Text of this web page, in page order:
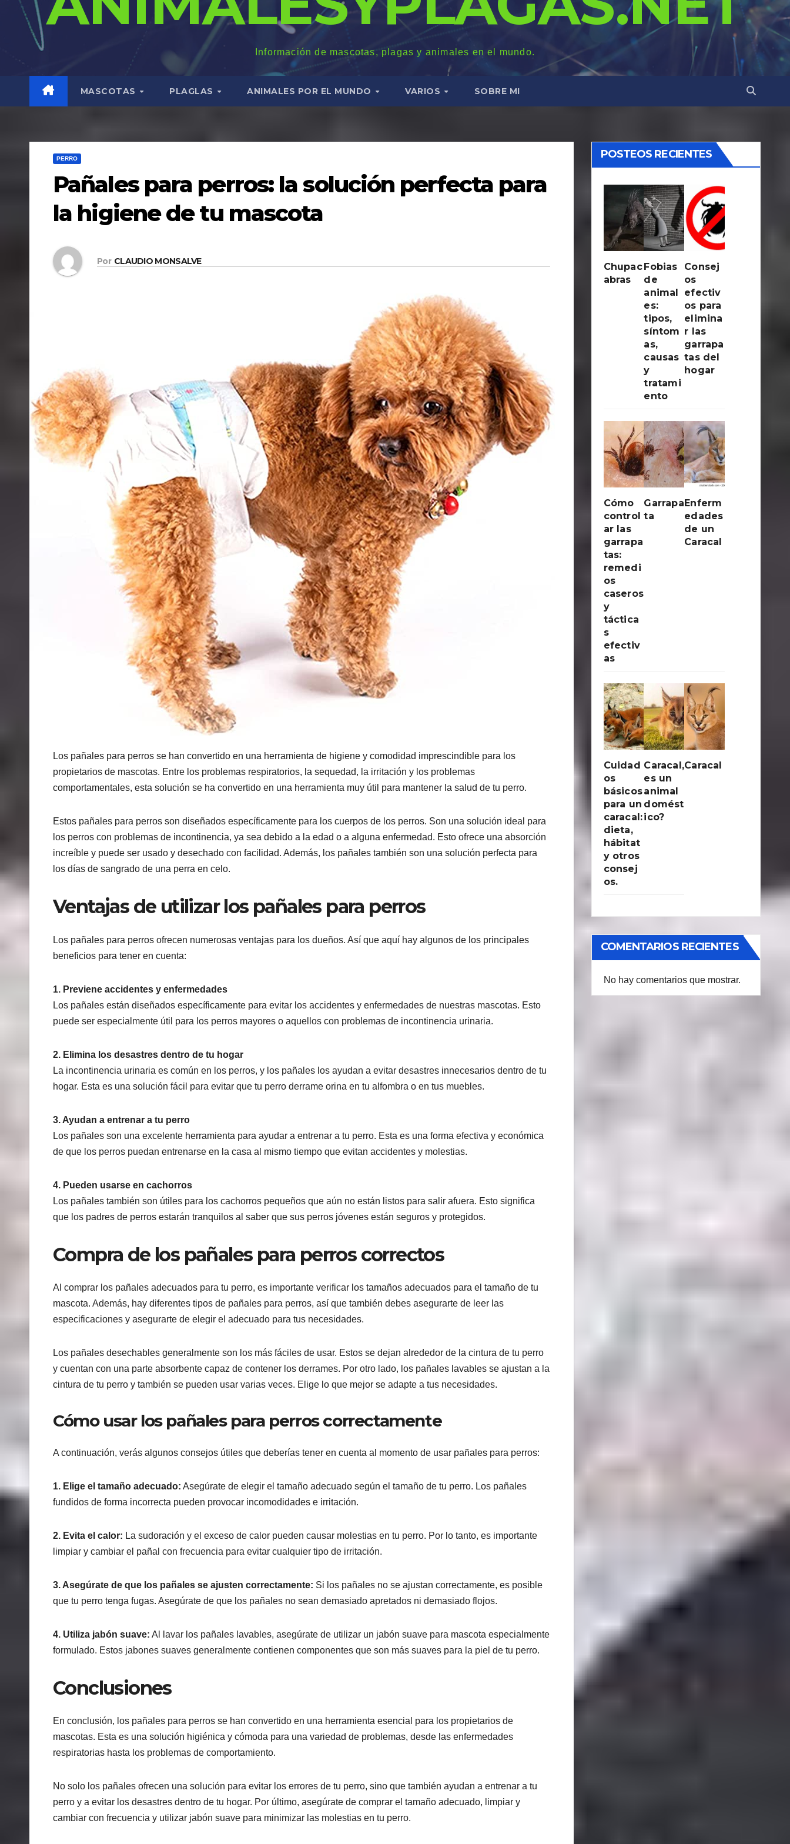
Información de mascotas, plagas y animales en el mundo.
MASCOTAS PLAGLAS ANIMALES POR EL MUNDO VARIOS SOBRE MI
PERRO
Pañales para perros: la solución perfecta para
la higiene de tu mascota
Por CLAUDIO MONSALVE
Los pañales para perros se han convertido en una herramienta de higiene y comodidad imprescindible para los
propietarios de mascotas. Entre los problemas respiratorios, la sequedad, la irritación y los problemas
comportamentales, esta solución se ha convertido en una herramienta muy útil para mantener la salud de tu perro.
Estos pañales para perros son diseñados específicamente para los cuerpos de los perros. Son una solución ideal para
los perros con problemas de incontinencia, ya sea debido a la edad o a alguna enfermedad. Esto ofrece una absorción
increíble y puede ser usado y desechado con facilidad. Además, los pañales también son una solución perfecta para
los días de sangrado de una perra en celo.
Ventajas de utilizar los pañales para perros
Los pañales para perros ofrecen numerosas ventajas para los dueños. Así que aquí hay algunos de los principales
beneficios para tener en cuenta:
1. Previene accidentes y enfermedades
Los pañales están diseñados específicamente para evitar los accidentes y enfermedades de nuestras mascotas. Esto
puede ser especialmente útil para los perros mayores o aquellos con problemas de incontinencia urinaria.
2. Elimina los desastres dentro de tu hogar
La incontinencia urinaria es común en los perros, y los pañales los ayudan a evitar desastres innecesarios dentro de tu
hogar. Esta es una solución fácil para evitar que tu perro derrame orina en tu alfombra o en tus muebles.
3. Ayudan a entrenar a tu perro
Los pañales son una excelente herramienta para ayudar a entrenar a tu perro. Esta es una forma efectiva y económica
de que los perros puedan entrenarse en la casa al mismo tiempo que evitan accidentes y molestias.
4. Pueden usarse en cachorros
Los pañales también son útiles para los cachorros pequeños que aún no están listos para salir afuera. Esto significa
que los padres de perros estarán tranquilos al saber que sus perros jóvenes están seguros y protegidos.
Compra de los pañales para perros correctos
Al comprar los pañales adecuados para tu perro, es importante verificar los tamaños adecuados para el tamaño de tu
mascota. Además, hay diferentes tipos de pañales para perros, así que también debes asegurarte de leer las
especificaciones y asegurarte de elegir el adecuado para tus necesidades.
Los pañales desechables generalmente son los más fáciles de usar. Estos se dejan alrededor de la cintura de tu perro
y cuentan con una parte absorbente capaz de contener los derrames. Por otro lado, los pañales lavables se ajustan a la
cintura de tu perro y también se pueden usar varias veces. Elige lo que mejor se adapte a tus necesidades.
Cómo usar los pañales para perros correctamente
A continuación, verás algunos consejos útiles que deberías tener en cuenta al momento de usar pañales para perros:
1. Elige el tamaño adecuado: Asegúrate de elegir el tamaño adecuado según el tamaño de tu perro. Los pañales
fundidos de forma incorrecta pueden provocar incomodidades e irritación.
2. Evita el calor: La sudoración y el exceso de calor pueden causar molestias en tu perro. Por lo tanto, es importante
limpiar y cambiar el pañal con frecuencia para evitar cualquier tipo de irritación.
3. Asegúrate de que los pañales se ajusten correctamente: Si los pañales no se ajustan correctamente, es posible
que tu perro tenga fugas. Asegúrate de que los pañales no sean demasiado apretados ni demasiado flojos.
4. Utiliza jabón suave: Al lavar los pañales lavables, asegúrate de utilizar un jabón suave para mascota especialmente
formulado. Estos jabones suaves generalmente contienen componentes que son más suaves para la piel de tu perro.
Conclusiones
En conclusión, los pañales para perros se han convertido en una herramienta esencial para los propietarios de
mascotas. Esta es una solución higiénica y cómoda para una variedad de problemas, desde las enfermedades
respiratorias hasta los problemas de comportamiento.
No solo los pañales ofrecen una solución para evitar los errores de tu perro, sino que también ayudan a entrenar a tu
perro y a evitar los desastres dentro de tu hogar. Por último, asegúrate de comprar el tamaño adecuado, limpiar y
cambiar con frecuencia y utilizar jabón suave para minimizar las molestias en tu perro.
POSTEOS RECIENTES
Chupac
abras
Fobias
de
animal
es:
tipos,
síntom
as,
causas
y
tratami
ento
Consej
os
efectiv
os para
elimina
r las
garrapa
tas del
hogar
Cómo
control
ar las
garrapa
tas:
remedi
os
caseros
y
táctica
s
efectiv
as
Garrapa
ta
Enferm
edades
de un
Caracal
Cuidad
os
básicos
para un
caracal:
dieta,
hábitat
y otros
consej
os.
Caracal,
es un
animal
domést
ico?
Caracal
COMENTARIOS RECIENTES
No hay comentarios que mostrar.